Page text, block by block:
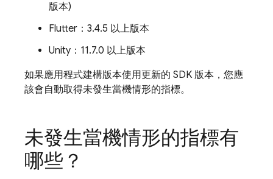
版本)
Flutter：3.4.5 以上版本
Unity：11.7.0 以上版本
如果應用程式建構版本使用更新的 SDK 版本，您應
該會自動取得未發生當機情形的指標。
未發生當機情形的指標有
哪些？